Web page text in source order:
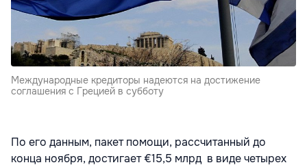
Международные кредиторы надеются на достижение
соглашения с Грецией в субботу
По его данным, пакет помощи, рассчитанный до
конца ноября, достигает €15,5 млрд в виде четырех